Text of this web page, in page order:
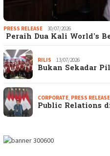
PRESS RELEASE 30/07/2026
Peraih Dua Kali World’s
RILIS 13/07/2026
Bukan Sekadar
CORPORATE, PRESS RELEASE
Public Relations